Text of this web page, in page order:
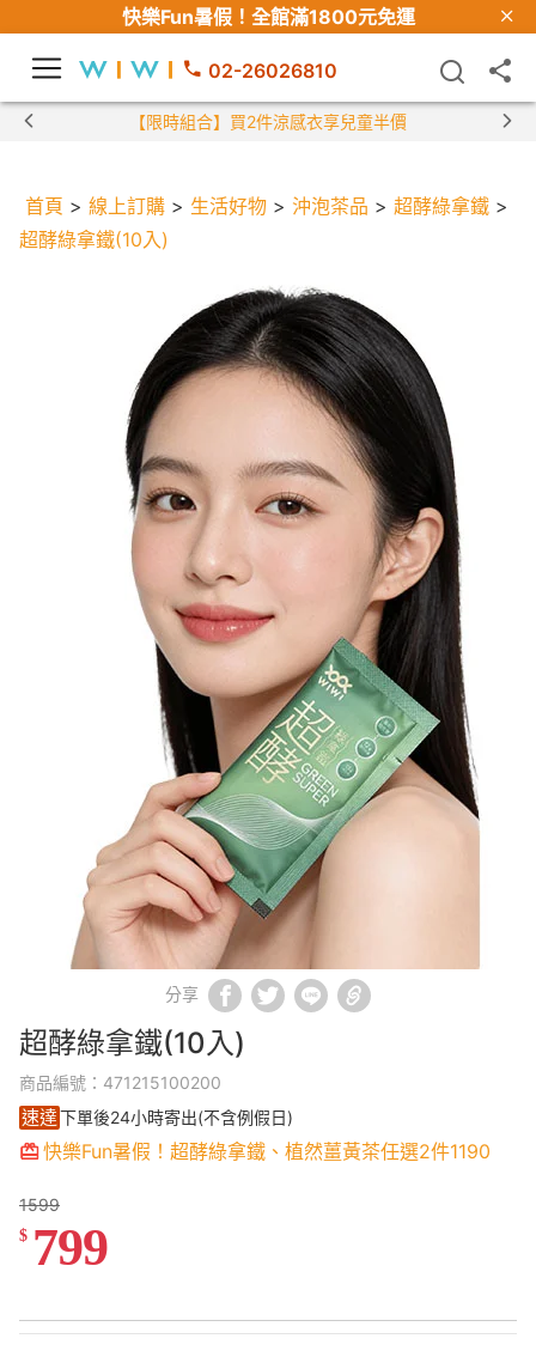
快樂Fun暑假！ 全館滿1800元免運
02-26026810
【限時組合】買2件涼感衣享兒童半價
首頁 > 線上訂購 > 生活好物 > 沖泡茶品 > 超酵綠拿鐵 >
超酵綠拿鐵(10入)
分享
超酵綠拿鐵(10入)
商品編號：471215100200
速達下單後24小時寄出(不含例假日)
快樂Fun暑假！超酵綠拿鐵、植然薑黃茶任選2件1190
1599
$ 799